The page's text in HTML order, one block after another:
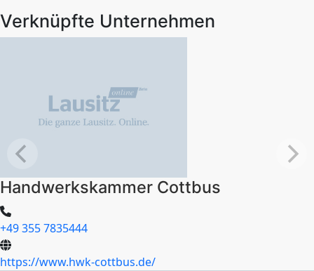
Verknüpfte Unternehmen
Handwerkskammer Cottbus
+49 355 7835444
https://www.hwk-cottbus.de/